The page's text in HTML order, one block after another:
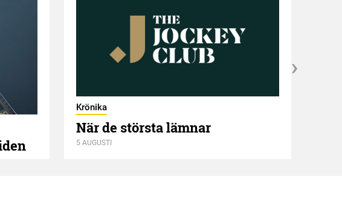
Krönika
När de största lämnar
5 AUGUSTI